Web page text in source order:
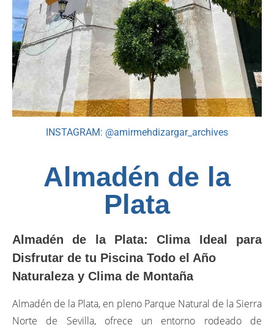
INSTAGRAM: @amirmehdizargar_archives
Almadén de la
Plata
Almadén de la Plata: Clima Ideal para
Disfrutar de tu Piscina Todo el Año
Naturaleza y Clima de Montaña
Almadén de la Plata, en pleno Parque Natural de la Sierra
Norte de Sevilla, ofrece un entorno rodeado de